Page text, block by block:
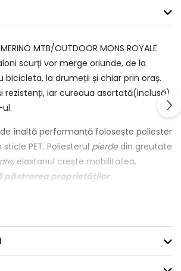
MTB/OUTDOOR MONS ROYALE
scurți vor merge oriunde, de la
bicicleta, la drumeții și chiar prin oraș.
rezistenți, iar cureaua asortată(inclusă)
înaltă performanță folosește poliester
PET. Poliesterul pierde din greutate
, elastanul crește mobilitatea,
păstrarea proprietăților
coprului
neplăcute